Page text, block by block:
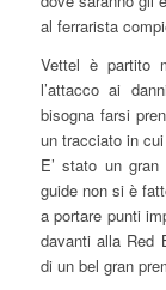
al ferrarista
Vettel è partito
l’attacco ai
bisogna farsi
un tracciato in
E’ stato un
guide non si è
a portare punti
davanti alla Red
di un bel gran